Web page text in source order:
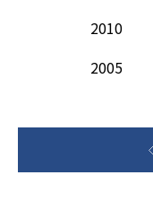
2010
2005